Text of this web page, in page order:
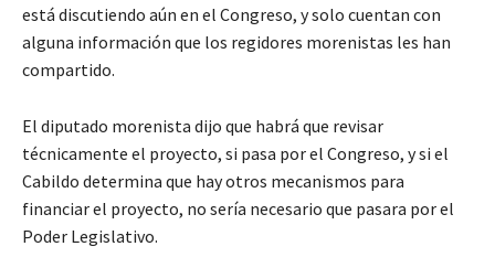
está discutiendo aún en el Congreso, y solo cuentan con
alguna información que los regidores morenistas les han
compartido.
El diputado morenista dijo que habrá que revisar
técnicamente el proyecto, si pasa por el Congreso, y si el
Cabildo determina que hay otros mecanismos para
financiar el proyecto, no sería necesario que pasara por el
Poder Legislativo.